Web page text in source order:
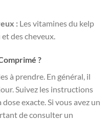
:Les vitamines du kelp
des cheveux.
?
à prendre. En général, il
Suivez les instructions
exacte. Si vous avez un
de consulter un